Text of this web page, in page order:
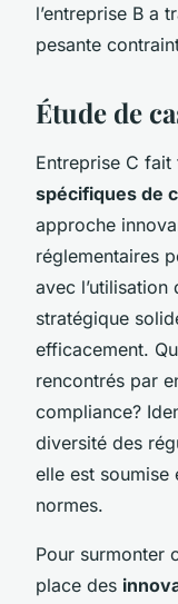
l’entreprise B a
pesante
Étude de
Entreprise C fait
spécifiques de
approche
réglementaires
avec l’utilisation
stratégique
efficacement.
rencontrés par
compliance?
diversité des
elle est soumise
normes.
Pour surmonter
place des